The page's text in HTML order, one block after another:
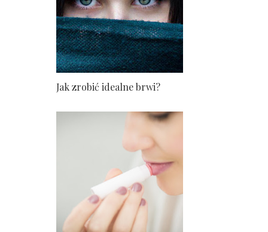
Jak zrobić idealne brwi?